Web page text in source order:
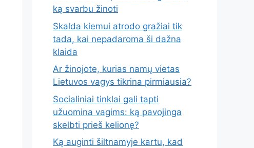
ką svarbu žinoti
Skalda kiemui atrodo gražiai tik
tada, kai nepadaroma ši dažna
klaida
Ar žinojote, kurias namų vietas
Lietuvos vagys tikrina pirmiausia?
Socialiniai tinklai gali tapti
užuomina vagims: ką pavojinga
skelbti prieš kelionę?
Ką auginti šiltnamyje kartu, kad